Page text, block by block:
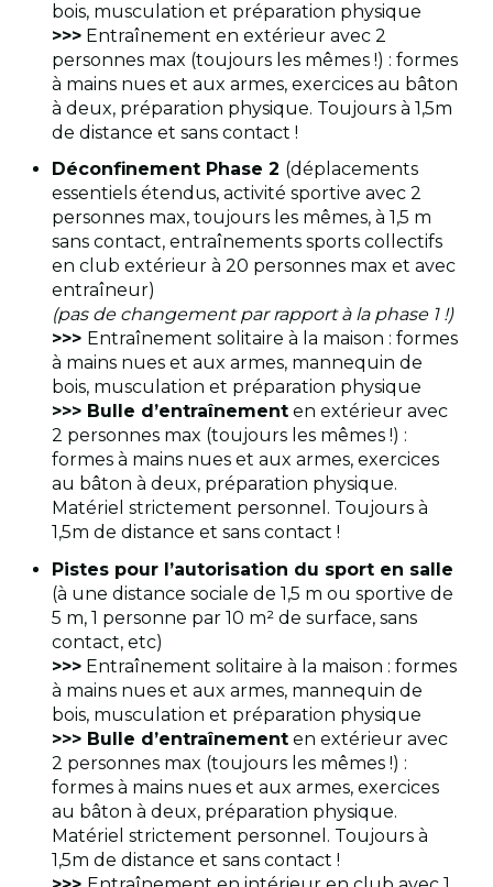
bois, musculation et préparation physique
>>> Entraînement en extérieur avec 2
personnes max (toujours les mêmes !) : formes
à mains nues et aux armes, exercices au bâton
à deux, préparation physique. Toujours à 1,5m
de distance et sans contact !
Déconfinement Phase 2 (déplacements
essentiels étendus, activité sportive avec 2
personnes max, toujours les mêmes, à 1,5 m
sans contact, entraînements sports collectifs
en club extérieur à 20 personnes max et avec
entraîneur)
(pas de changement par rapport à la phase 1 !)
>>> Entraînement solitaire à la maison : formes
à mains nues et aux armes, mannequin de
bois, musculation et préparation physique
>>> Bulle d’entraînement en extérieur avec
2 personnes max (toujours les mêmes !) :
formes à mains nues et aux armes, exercices
au bâton à deux, préparation physique.
Matériel strictement personnel. Toujours à
1,5m de distance et sans contact !
Pistes pour l’autorisation du sport en salle
(à une distance sociale de 1,5 m ou sportive de
5 m, 1 personne par 10 m² de surface, sans
contact, etc)
>>> Entraînement solitaire à la maison : formes
à mains nues et aux armes, mannequin de
bois, musculation et préparation physique
>>> Bulle d’entraînement en extérieur avec
2 personnes max (toujours les mêmes !) :
formes à mains nues et aux armes, exercices
au bâton à deux, préparation physique.
Matériel strictement personnel. Toujours à
1,5m de distance et sans contact !